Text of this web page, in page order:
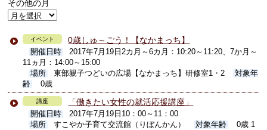
その他の月
イベント 0歳しゅ～ごう！【なかまっち】
開催日時
2017年7月19日2カ月～6カ月：10:20～11:20、7か月～
11ヵ月：14:00～15:00
場所
東部親子つどいの広場【なかまっち】研修室1・2
対象年
齢
0歳
講座 「働きたい女性の就活応援講座」
開催日時
2017年7月19日10：00～11：00
場所
すこやか子育て交流館（りぼんかん） 対象年齢
0歳 1